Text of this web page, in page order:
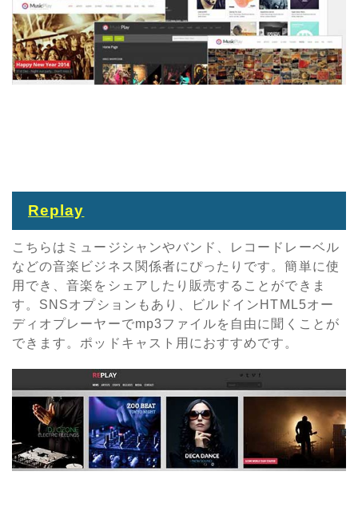
Replay
こちらはミュージシャンやバンド、レコードレーベル
などの音楽ビジネス関係者にぴったりです。簡単に使
用でき、音楽をシェアしたり販売することができま
す。SNSオプションもあり、ビルドインHTML5オー
ディオプレーヤーでmp3ファイルを自由に聞くことが
できます。ポッドキャスト用におすすめです。